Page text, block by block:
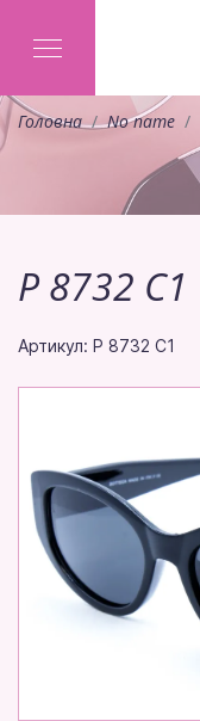
Головна No name
P 8732 C1
Артикул: P 8732 C1